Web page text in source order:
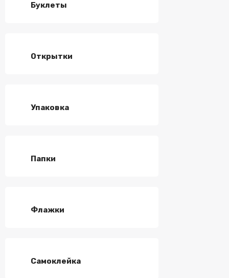
Буклеты
Открытки
Упаковка
Папки
Флажки
Самоклейка